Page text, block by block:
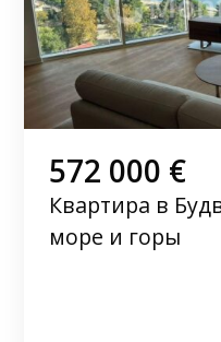
572 000 €
Квартира в
море и горы